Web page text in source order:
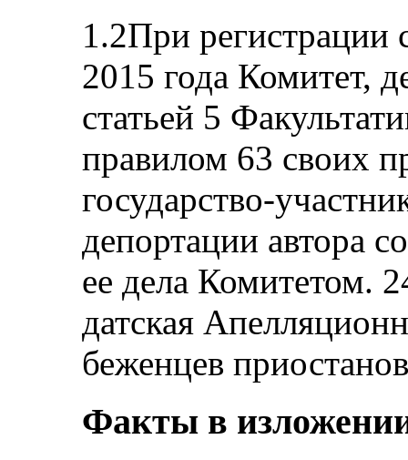
1.2При регистрации
2015 года Комитет,
статьей 5
правилом 63 своих
государство-
депортации автора
ее дела Комитетом.
датская
беженцев
Факты в